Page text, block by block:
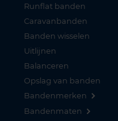
Runflat banden
Caravanbanden
Banden wisselen
Uitlijnen
Balanceren
Opslag van banden
Bandenmerken
Bandenmaten